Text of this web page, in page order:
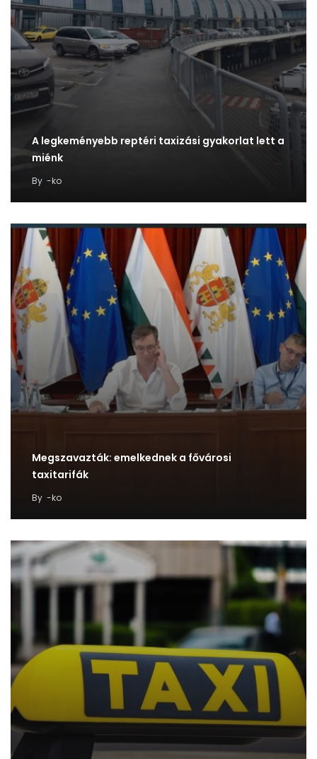
A legkeményebb reptéri taxizási gyakorlat lett a
miénk
By -ko
Megszavazták: emelkednek a fővárosi
taxitarifák
By -ko